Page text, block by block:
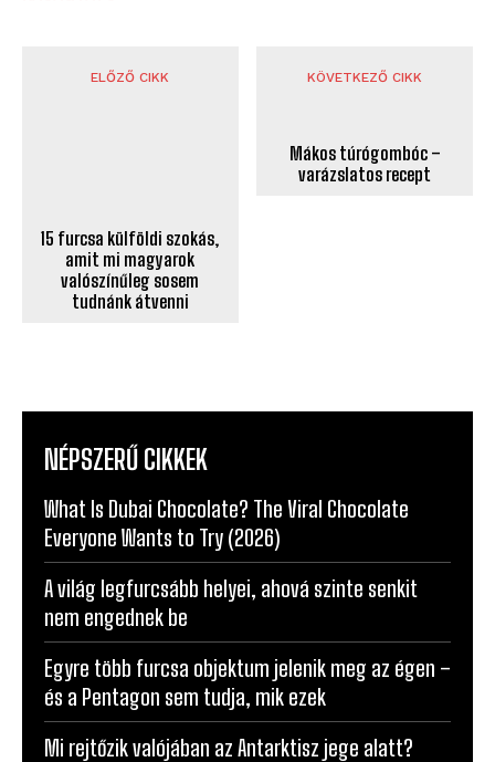
ELŐZŐ CIKK
amit mi magyarok
valószínűleg sosem
tudnánk átvenni
KÖVETKEZŐ CIKK
Mákos túrógombóc –
NÉPSZERŰ CIKKEK
Everyone Wants to Try (2026)
A világ legfurcsább helyei, ahová szinte senkit
nem engednek be
Egyre több furcsa objektum jelenik meg az égen –
és a Pentagon sem tudja, mik ezek
Mi rejtőzik valójában az Antarktisz jege alatt?